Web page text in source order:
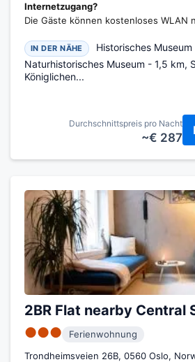
Internetzugang?
Die Gäste können kostenloses WLAN
IN DER NÄHE
Historisches
Naturhistorisches Museum - 1,5 km,
Königlichen...
Durchschnittspreis pro Nacht
~€ 287
2BR Flat nearby Central
●●●
Ferienwohnung
Trondheimsveien 26B, 0560 Oslo,